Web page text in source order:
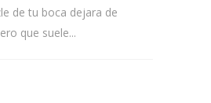
de tu boca dejara de
que suele...